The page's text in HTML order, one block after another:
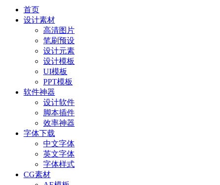
首页
设计素材
高清图片
笔刷预设
设计元素
设计模板
UI模板
PPT模板
软件神器
设计软件
脚本插件
效率神器
字体下载
中文字体
英文字体
字体样式
CG素材